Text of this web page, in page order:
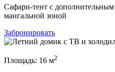
Сафари-тент с
мангальной зоной
Забронировать
Площадь: 16 м2